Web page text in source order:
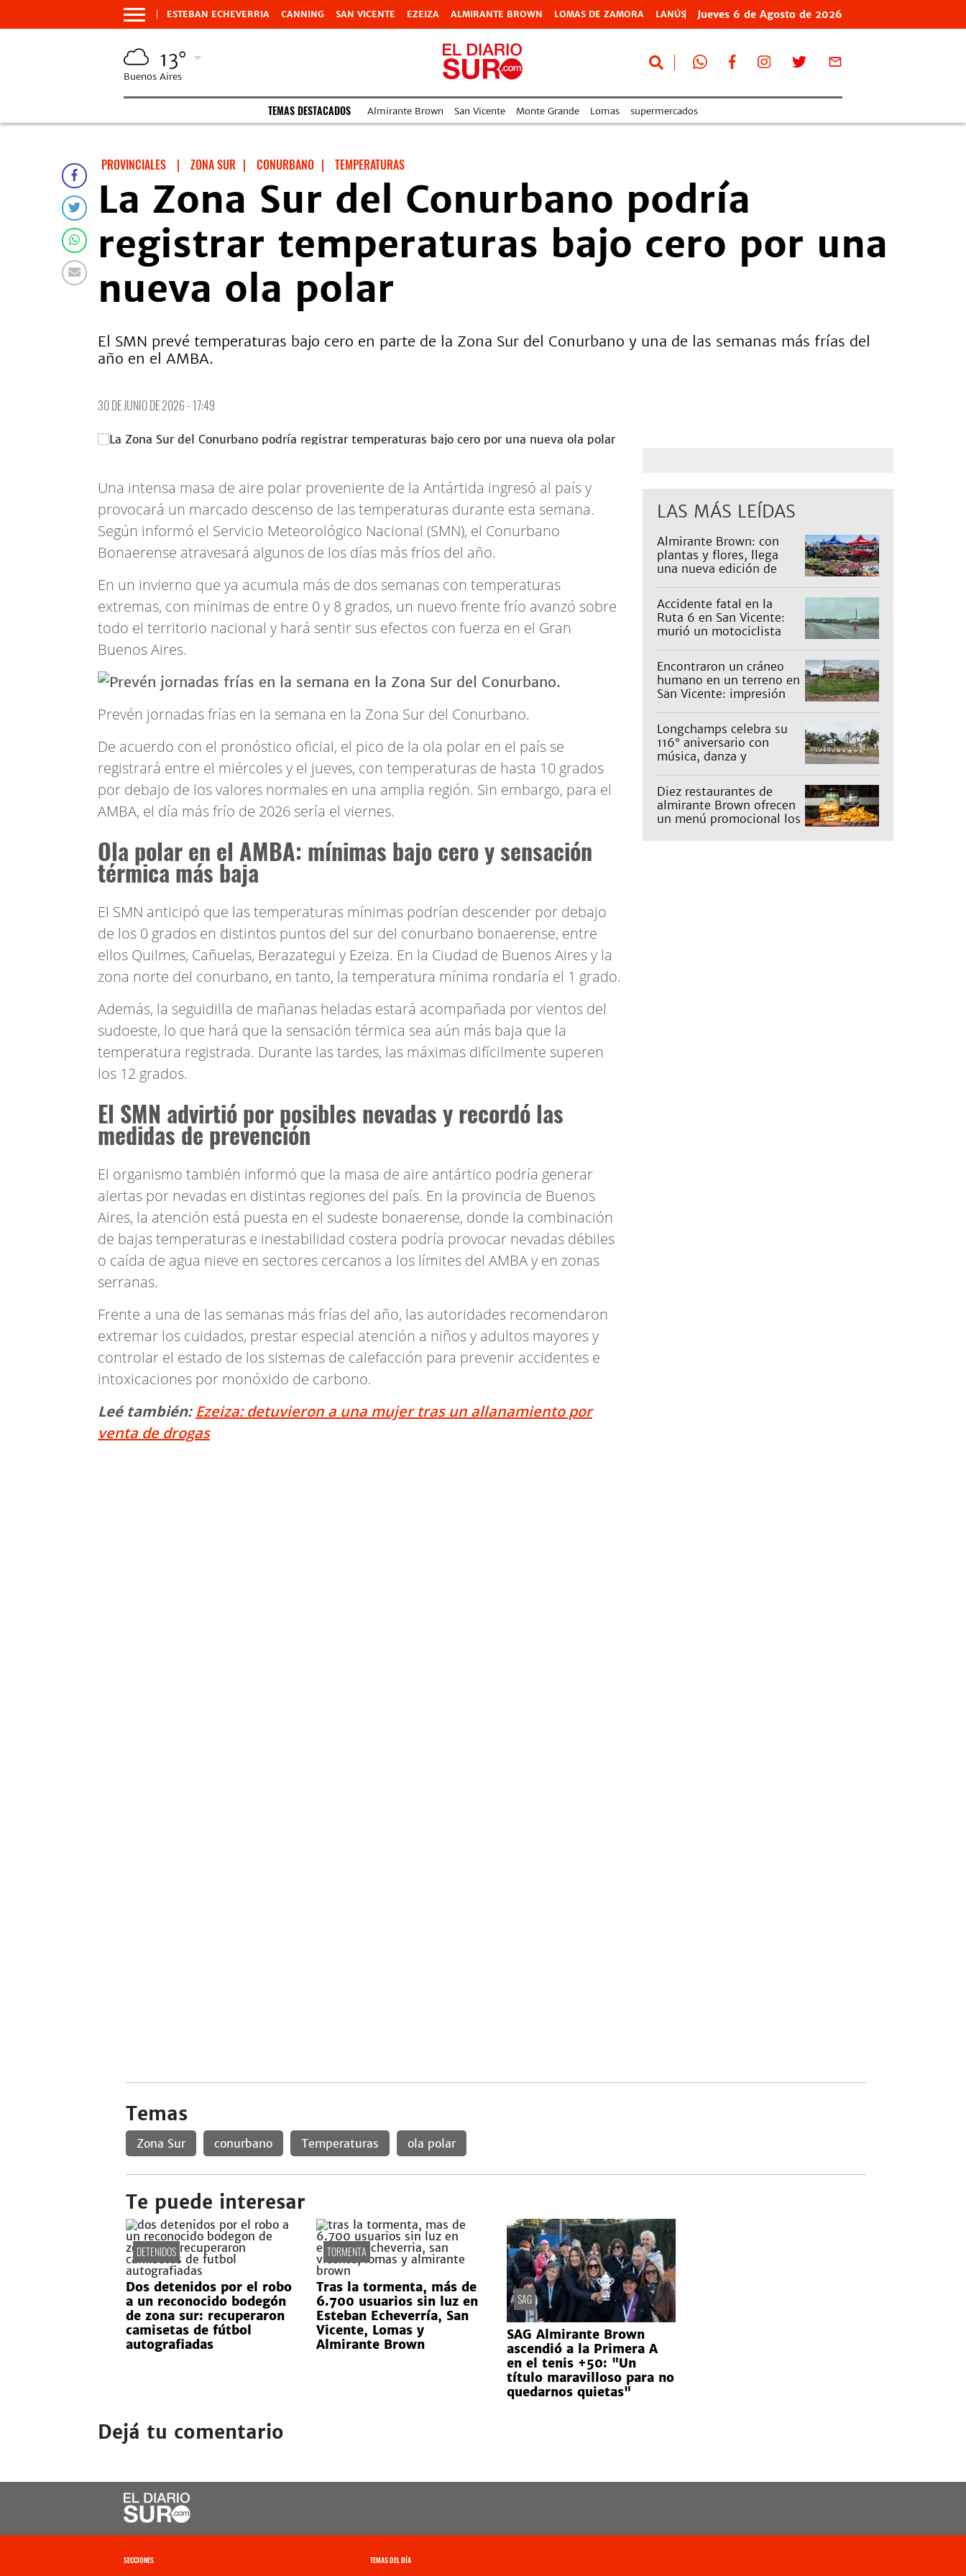
ESTEBAN ECHEVERRIA CANNING SAN VICENTE EZEIZA ALMIRANTE BROWN LOMAS DE ZAMORA LANÚS Jueves 6 de Agosto de 2026
13°
Buenos Aires
TEMAS DESTACADOS Almirante Brown San Vicente Monte Grande Lomas supermercados
PROVINCIALES | ZONA SUR | CONURBANO | TEMPERATURAS
La Zona Sur del Conurbano podría
registrar temperaturas bajo cero por una
nueva ola polar
El SMN prevé temperaturas bajo cero en parte de la Zona Sur del Conurbano y una de las semanas más frías del
año en el AMBA.
30 DE JUNIO DE 2026 - 17:49
Una intensa masa de aire polar proveniente de la Antártida ingresó al país y
provocará un marcado descenso de las temperaturas durante esta semana.
Según informó el Servicio Meteorológico Nacional (SMN), el Conurbano
Bonaerense atravesará algunos de los días más fríos del año.
En un invierno que ya acumula más de dos semanas con temperaturas
extremas, con mínimas de entre 0 y 8 grados, un nuevo frente frío avanzó sobre
todo el territorio nacional y hará sentir sus efectos con fuerza en el Gran
Buenos Aires.
Prevén jornadas frías en la semana en la Zona Sur del Conurbano.
De acuerdo con el pronóstico oficial, el pico de la ola polar en el país se
registrará entre el miércoles y el jueves, con temperaturas de hasta 10 grados
por debajo de los valores normales en una amplia región. Sin embargo, para el
AMBA, el día más frío de 2026 sería el viernes.
Ola polar en el AMBA: mínimas bajo cero y sensación
térmica más baja
El SMN anticipó que las temperaturas mínimas podrían descender por debajo
de los 0 grados en distintos puntos del sur del conurbano bonaerense, entre
ellos Quilmes, Cañuelas, Berazategui y Ezeiza. En la Ciudad de Buenos Aires y la
zona norte del conurbano, en tanto, la temperatura mínima rondaría el 1 grado.
Además, la seguidilla de mañanas heladas estará acompañada por vientos del
sudoeste, lo que hará que la sensación térmica sea aún más baja que la
temperatura registrada. Durante las tardes, las máximas difícilmente superen
los 12 grados.
El SMN advirtió por posibles nevadas y recordó las
medidas de prevención
El organismo también informó que la masa de aire antártico podría generar
alertas por nevadas en distintas regiones del país. En la provincia de Buenos
Aires, la atención está puesta en el sudeste bonaerense, donde la combinación
de bajas temperaturas e inestabilidad costera podría provocar nevadas débiles
o caída de agua nieve en sectores cercanos a los límites del AMBA y en zonas
serranas.
Frente a una de las semanas más frías del año, las autoridades recomendaron
extremar los cuidados, prestar especial atención a niños y adultos mayores y
controlar el estado de los sistemas de calefacción para prevenir accidentes e
intoxicaciones por monóxido de carbono.
Leé también: Ezeiza: detuvieron a una mujer tras un allanamiento por
venta de drogas
LAS MÁS LEÍDAS
Almirante Brown: con
plantas y flores, llega
una nueva edición de
Accidente fatal en la
Ruta 6 en San Vicente:
murió un motociclista
Encontraron un cráneo
humano en un terreno en
San Vicente: impresión
Longchamps celebra su
116° aniversario con
música, danza y
familia
Diez restaurantes de
almirante Brown ofrecen
un menú promocional los
Temas
Zona Sur conurbano Temperaturas ola polar
Te puede interesar
DETENIDOS
Dos detenidos por el robo
a un reconocido bodegón
de zona sur: recuperaron
camisetas de fútbol
autografiadas
TORMENTA
Tras la tormenta, más de
6.700 usuarios sin luz en
Esteban Echeverría, San
Vicente, Lomas y
Almirante Brown
SAG
SAG Almirante Brown
ascendió a la Primera A
en el tenis +50: "Un
título maravilloso para no
quedarnos quietas"
Dejá tu comentario
SECCIONES TEMAS DEL DÍA